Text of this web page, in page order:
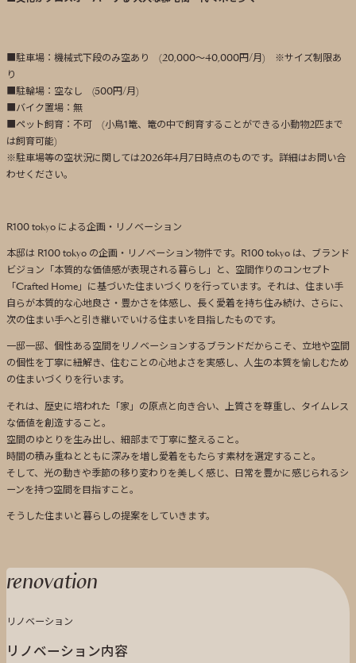
■駐車場：機械式下段のみ空あり (20,000～40,000円/月) ※サイズ制限あ
り
■駐輪場：空なし (500円/月)
■バイク置場：無
■ペット飼育：不可 (小鳥1篭、篭の中で飼育することができる小動物2匹まで
は飼育可能)
※駐車場等の空状況に関しては2026年4月7日時点のものです。詳細はお問い合
わせください。
R100 tokyo による企画・リノベーション
本邸は R100 tokyo の企画・リノベーション物件です。R100 tokyo は、ブランド
ビジョン「本質的な価値感が表現される暮らし」と、空間作りのコンセプト
「Crafted Home」に基づいた住まいづくりを行っています。それは、住まい手
自らが本質的な心地良さ・豊かさを体感し、長く愛着を持ち住み続け、さらに、
次の住まい手へと引き継いでいける住まいを目指したものです。
一邸一邸、個性ある空間をリノベーションするブランドだからこそ、立地や空間
の個性を丁寧に紐解き、住むことの心地よさを実感し、人生の本質を愉しむため
の住まいづくりを行います。
それは、歴史に培われた「家」の原点と向き合い、上質さを尊重し、タイムレス
な価値を創造すること。
空間のゆとりを生み出し、細部まで丁寧に整えること。
時間の積み重ねとともに深みを増し愛着をもたらす素材を選定すること。
そして、光の動きや季節の移り変わりを美しく感じ、日常を豊かに感じられるシ
ーンを持つ空間を目指すこと。
そうした住まいと暮らしの提案をしていきます。
renovation
リノベーション
リノベーション内容